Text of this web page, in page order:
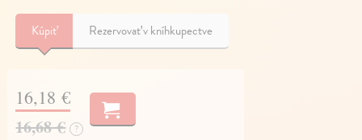
Kúpiť Rezervovať v kníhkupectve
16,18 €
16,68 € ?